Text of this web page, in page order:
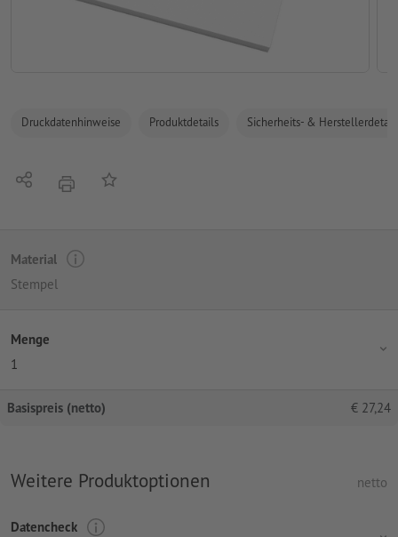
Druckdatenhinweise Produktdetails Sicherheits- &
Teilen DruckenAuf die Merkliste
Material
Stempel
Menge
1
Basispreis (netto) € 27,24
Weitere Produktoptionen netto
Datencheck